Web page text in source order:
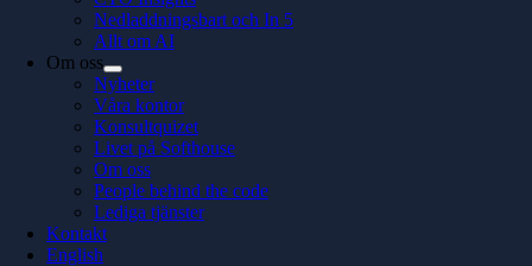
Nedladdningsbart och In 5
Allt om AI
Om oss
Nyheter
Våra kontor
Konsultquizet
Livet på Softhouse
Om oss
People behind the code
Lediga tjänster
Kontakt
English